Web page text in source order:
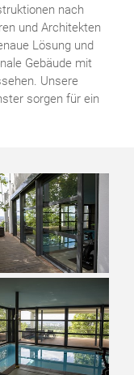
nach
und Architekten
Lösung und
Gebäude mit
Unsere
sorgen für ein